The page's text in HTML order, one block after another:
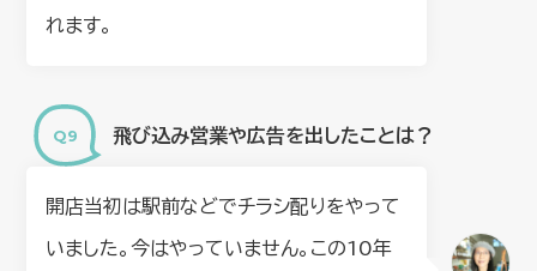
れます。
飛び込み営業や広告を出したことは？
開店当初は駅前などでチラシ配りをやって
いました。今はやっていません。この10年